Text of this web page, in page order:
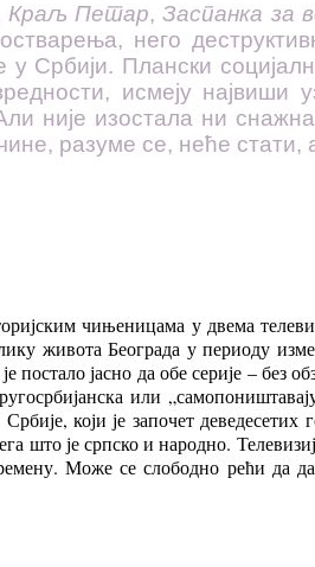
Краљ Петар,Заспанка за
него
Србији. Плански
исмеју највиши
није изостала ни
разуме се, неће стати,
чињеницама у двема
живота Београда у периоду
постало јасно да обе серије –
или
који је започет
што је српско и народно.
Може се слободно рећи да